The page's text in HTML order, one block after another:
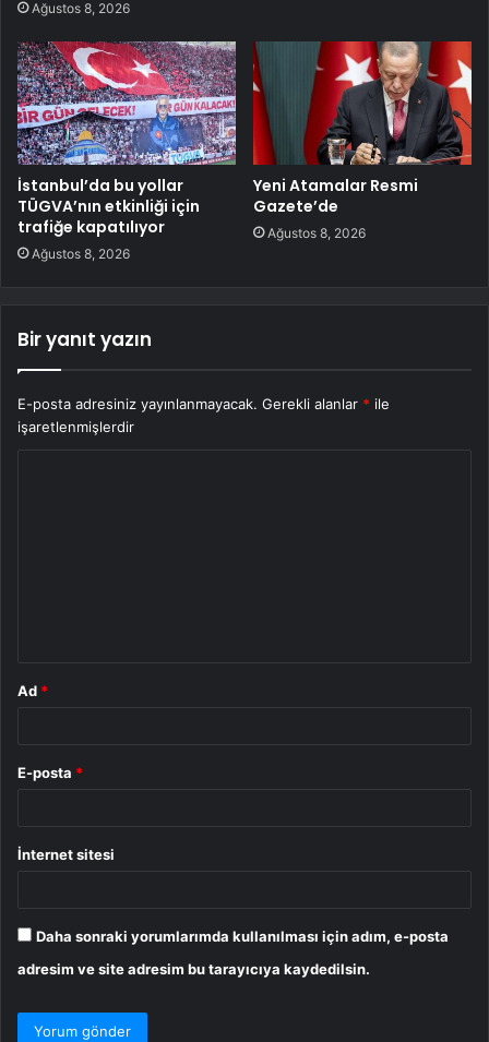
Ağustos 8, 2026
İstanbul’da bu yollar
TÜGVA’nın etkinliği için
trafiğe kapatılıyor
Ağustos 8, 2026
Yeni Atamalar Resmi
Gazete’de
Ağustos 8, 2026
Bir yanıt yazın
E-posta adresiniz yayınlanmayacak. Gerekli alanlar * ile
işaretlenmişlerdir
Ad *
E-posta *
İnternet sitesi
Daha sonraki yorumlarımda kullanılması için adım, e-posta
adresim ve site adresim bu tarayıcıya kaydedilsin.